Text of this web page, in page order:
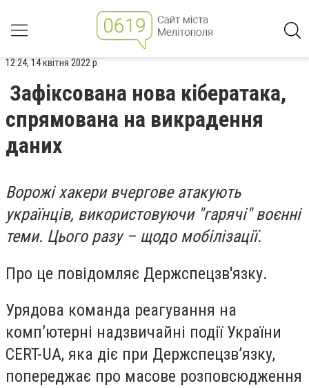
12:24, 14 квітня 2022 р.
Зафіксована нова кібератака,
спрямована на викрадення
даних
Ворожі хакери вчергове атакують
українців, використовуючи "гарячі" воєнні
теми. Цього разу – щодо мобілізації.
Про це повідомляє Держспецзв'язку.
Урядова команда реагування на
комп’ютерні надзвичайні події України
CERT-UA, яка діє при Держспецзв’язку,
попереджає про масове розповсюдження